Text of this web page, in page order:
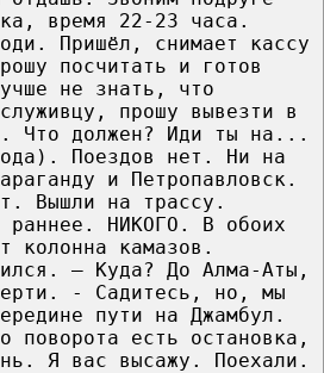
время 22-23 часа.
Пришёл, снимает кассу
посчитать и готов
не знать, что
прошу вывезти в
Что должен? Иди ты на...
Поездов нет. Ни на
и Петропавловск.
Вышли на трассу.
раннее. НИКОГО. В обоих
колонна камазов.
– Куда? До Алма-Аты,
- Садитесь, но, мы
пути на Джамбул.
поворота есть остановка,
Я вас высажу. Поехали.